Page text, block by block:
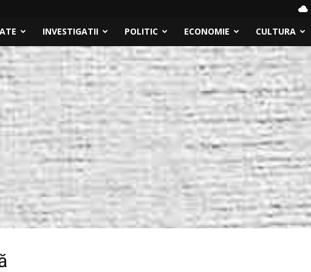
INVESTIGATII POLITIC ECONOMIE CULTURA